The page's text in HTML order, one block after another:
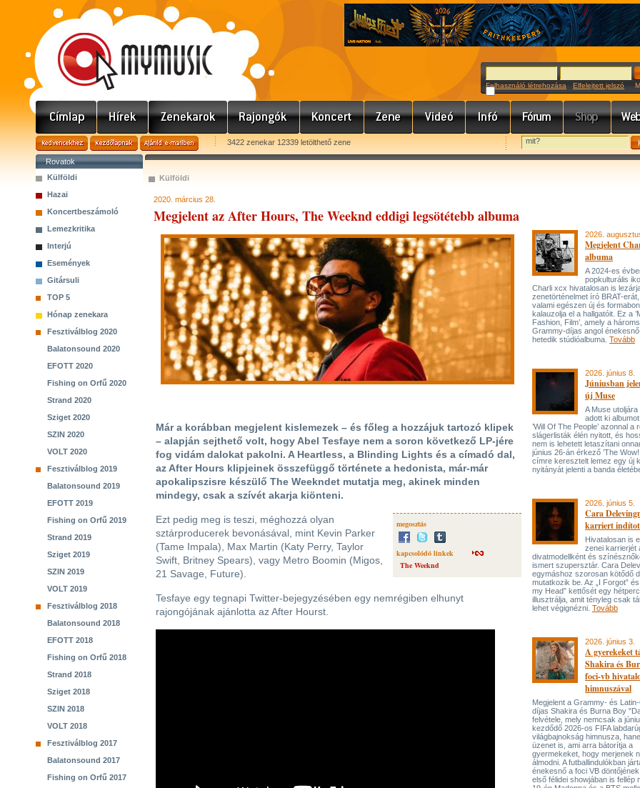
Felhasználó létrehozása Elfelejtett jelszó
3422 zenekar 12339 letölthető zene
Rovatok
Külföldi
Hazai
Koncertbeszámoló
Lemezkritika
Interjú
Események
Gitársuli
TOP 5
Hónap zenekara
Fesztiválblog 2020
Balatonsound 2020
EFOTT 2020
Fishing on Orfű 2020
Strand 2020
Sziget 2020
SZIN 2020
VOLT 2020
Fesztiválblog 2019
Balatonsound 2019
EFOTT 2019
Fishing on Orfű 2019
Strand 2019
Sziget 2019
SZIN 2019
VOLT 2019
Fesztiválblog 2018
Balatonsound 2018
EFOTT 2018
Fishing on Orfű 2018
Strand 2018
Sziget 2018
SZIN 2018
VOLT 2018
Fesztiválblog 2017
Balatonsound 2017
Fishing on Orfű 2017
Külföldi
2020. március 28.
Megjelent az After Hours, The Weeknd eddigi legsötétebb albuma
Már a korábban megjelent kislemezek – és főleg a hozzájuk tartozó klipek
– alapján sejthető volt, hogy Abel Tesfaye nem a soron következő LP-jére
fog vidám dalokat pakolni. A Heartless, a Blinding Lights és a címadó dal,
az After Hours klipjeinek összefüggő története a hedonista, már-már
apokalipszisre készülő The Weekndet mutatja meg, akinek minden
mindegy, csak a szívét akarja kiönteni.
megosztás
kapcsolódó linkek
The Weeknd
Ezt pedig meg is teszi, méghozzá olyan
sztárproducerek bevonásával, mint Kevin Parker
(Tame Impala), Max Martin (Katy Perry, Taylor
Swift, Britney Spears), vagy Metro Boomin (Migos,
21 Savage, Future).
Tesfaye egy tegnapi Twitter-bejegyzésében egy nemrégiben elhunyt
rajongójának ajánlotta az After Hourst.
2026.
Megjelent
albuma
A 2024-es
popkulturális
Charli xcx hivatalosan is
zenetörténelmet író BRAT-
valami egészen új és
kalauzolja el a hallgatóit. Ez a
Fashion, Film’, amely a
Grammy-díjas angol
hetedik stúdióalbuma. Tovább
2026. június 8.
Júniusban
új Muse
A Muse
adott ki
’Will Of The People’ azonnal a
slágerlisták élén nyitott, és
nem is lehetett letaszítani
június 26-án érkező ’The Wow!
címre keresztelt lemez egy új
nyitányát jelenti a banda
2026. június 5.
Cara
karriert
Hivatalosan is
zenei karrierjét
divatmodellként és
ismert szupersztár. Cara
egymáshoz szorosan kötődő
mutatkozik be. Az „I Forgot”
my Head” kettősét egy
illusztrálja, amit tényleg csak
lehet végignézni. Tovább
2026. június 3.
A gyerekeket
Shakira és
foci-vb
himnuszával
Megjelent a Grammy- és
díjas Shakira és Burna Boy
felvétele, mely nemcsak a
kezdődő 2026-os FIFA
világbajnokság himnusza,
üzenet is, ami arra bátorítja a
gyermekeket, hogy merjenek
álmodni. A futballindulókban
énekesnő a foci VB
első félidei showjában is fellép